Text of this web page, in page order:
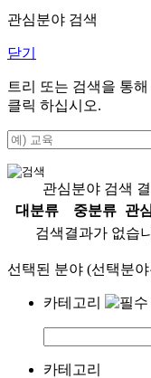
관심분야 검색
닫기
트리 또는 검색을 통
클릭 하십시오.
관심분야 검색
대분류
중분류
관
검색결과가 없습
선택된 분야 (선택분
카테고리
카테고리